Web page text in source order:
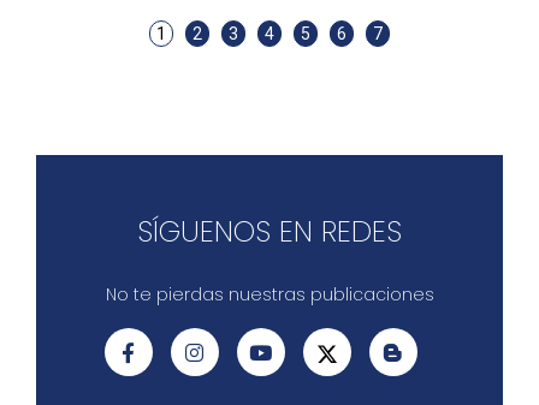
1 2 3 4 5 6 7
SÍGUENOS EN REDES
No te pierdas nuestras publicaciones